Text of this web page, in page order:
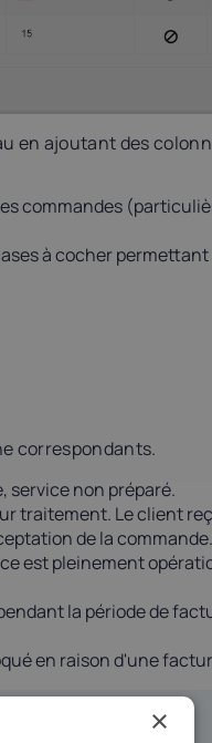
en ajoutant des
commandes
à cocher
correspondants.
service non préparé.
traitement. Le client
de la commande.
est pleinement
la période de
en raison d'une
×